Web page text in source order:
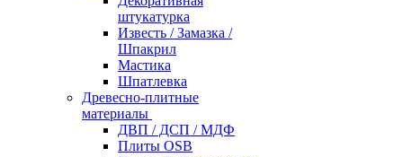
штукатурка
Известь / Замазка /
Шпакрил
Мастика
Шпатлевка
Древесно-плитные
материалы
ДВП / ДСП / МДФ
Плиты OSB